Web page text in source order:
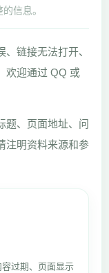
信息。
链接无法打开、
欢迎通过 QQ 或
题、页面地址、问
注明资料来源和参
过期、页面显示